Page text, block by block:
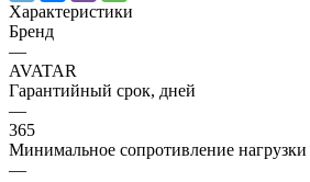
Характеристики
Бренд
—
AVATAR
Гарантийный срок, дней
—
365
Минимальное сопротивление нагрузки
—